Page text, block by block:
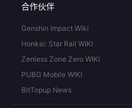
合作伙伴
Genshin Impact Wiki
Honkai: Star Rail WIKI
Zenless Zone Zero WIKI
PUBG Mobile WIKI
BitTopup News